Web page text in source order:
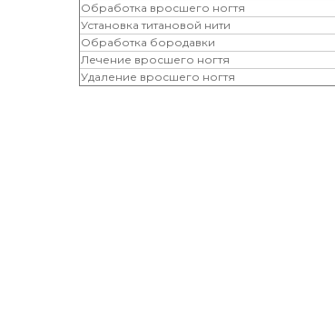
Обработка вросшего ногтя
Установка титановой нити
Обработка бородавки
Лечение вросшего ногтя
Удаление вросшего ногтя